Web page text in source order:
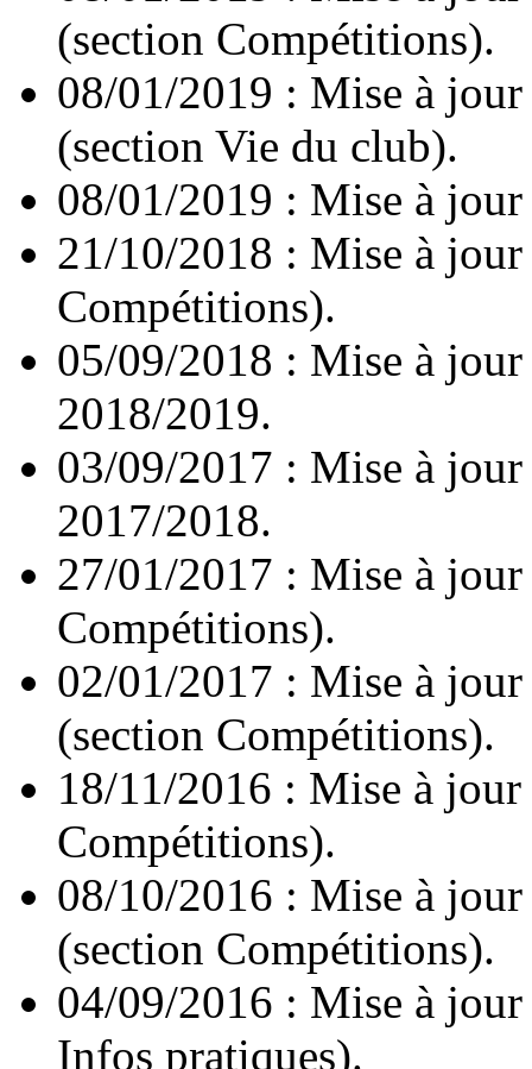
(section Compétitions).
08/01/2019 : Mise à
(section Vie du club).
08/01/2019 : Mise à
21/10/2018 : Mise à
Compétitions).
05/09/2018 : Mise à
2018/2019.
03/09/2017 : Mise à
2017/2018.
27/01/2017 : Mise à
Compétitions).
02/01/2017 : Mise à
(section Compétitions).
18/11/2016 : Mise à
Compétitions).
08/10/2016 : Mise à
(section Compétitions).
04/09/2016 : Mise à
Infos pratiques).